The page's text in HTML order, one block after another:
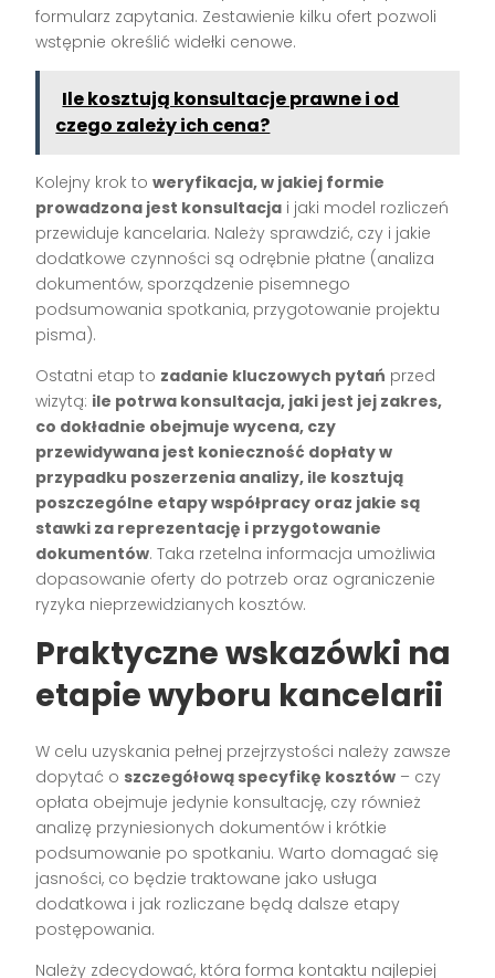
formularz zapytania. Zestawienie kilku ofert pozwoli
wstępnie określić widełki cenowe.
Ile kosztują konsultacje prawne i od
czego zależy ich cena?
Kolejny krok toweryfikacja, w jakiej formie
prowadzona jest konsultacja i jaki model rozliczeń
przewiduje kancelaria. Należy sprawdzić, czy i jakie
dodatkowe czynności są odrębnie płatne (analiza
dokumentów, sporządzenie pisemnego
podsumowania spotkania, przygotowanie projektu
pisma).
Ostatni etap to zadanie kluczowych pytań przed
wizytą: ile potrwa konsultacja, jaki jest jej zakres,
co dokładnie obejmuje wycena, czy
przewidywana jest konieczność dopłaty w
przypadku poszerzenia analizy, ile kosztują
poszczególne etapy współpracy oraz jakie są
stawki za reprezentację i przygotowanie
dokumentów. Taka rzetelna informacja umożliwia
dopasowanie oferty do potrzeb oraz ograniczenie
ryzyka nieprzewidzianych kosztów.
Praktyczne wskazówki na
etapie wyboru kancelarii
W celu uzyskania pełnej przejrzystości należy zawsze
dopytać o szczegółową specyfikę kosztów – czy
opłata obejmuje jedynie konsultację, czy również
analizę przyniesionych dokumentów i krótkie
podsumowanie po spotkaniu. Warto domagać się
jasności, co będzie traktowane jako usługa
dodatkowa i jak rozliczane będą dalsze etapy
postępowania.
Należy zdecydować, która forma kontaktu najlepiej